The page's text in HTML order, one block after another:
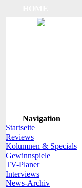
Navigation
Startseite
Reviews
Kolumnen & Specials
Gewinnspiele
TV-Planer
Interviews
News-Archiv